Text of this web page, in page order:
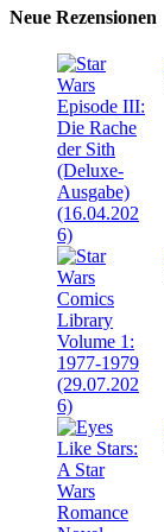
Neue Rezensionen